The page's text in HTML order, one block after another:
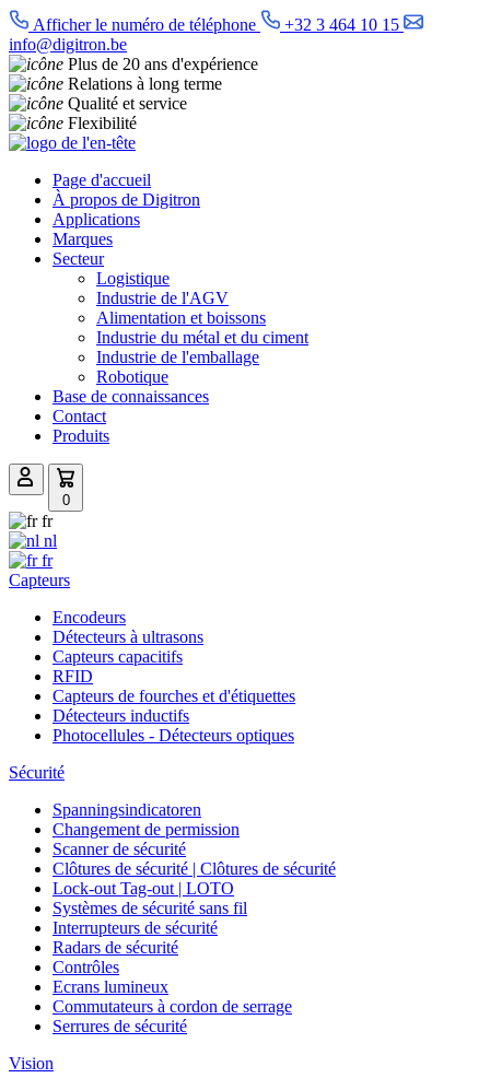
Afficher le numéro de téléphone
+32 3 464 10 15
info@digitron.be
Plus de 20 ans d'expérience
Relations à long terme
Qualité et service
Flexibilité
Page d'accueil
À propos de Digitron
Applications
Marques
Secteur
Logistique
Industrie de l'AGV
Alimentation et boissons
Industrie du métal et du ciment
Industrie de l'emballage
Robotique
Base de connaissances
Contact
Produits
0
fr
nl
fr
Capteurs
Encodeurs
Détecteurs à ultrasons
Capteurs capacitifs
RFID
Capteurs de fourches et d'étiquettes
Détecteurs inductifs
Photocellules - Détecteurs optiques
Sécurité
Spanningsindicatoren
Changement de permission
Scanner de sécurité
Clôtures de sécurité | Clôtures de sécurité
Lock-out Tag-out | LOTO
Systèmes de sécurité sans fil
Interrupteurs de sécurité
Radars de sécurité
Contrôles
Ecrans lumineux
Commutateurs à cordon de serrage
Serrures de sécurité
Vision